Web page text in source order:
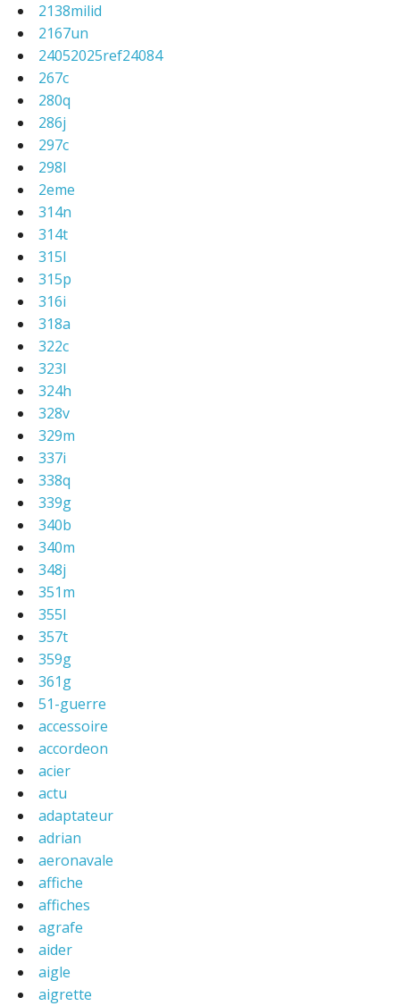
2138milid
2167un
24052025ref24084
267c
280q
286j
297c
298l
2eme
314n
314t
315l
315p
316i
318a
322c
323l
324h
328v
329m
337i
338q
339g
340b
340m
348j
351m
355l
357t
359g
361g
51-guerre
accessoire
accordeon
acier
actu
adaptateur
adrian
aeronavale
affiche
affiches
agrafe
aider
aigle
aigrette